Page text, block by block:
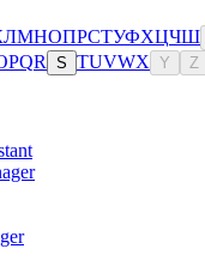
ЛМНОПРСТУФХЦЧШ
PQR S TUVWX Y Z